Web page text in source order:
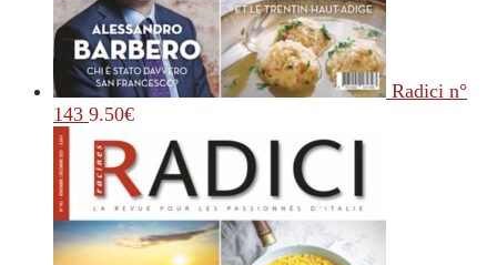
Radici n°
143 9.50€